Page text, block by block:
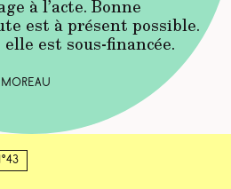
à l’acte. Bonne
est à présent possible.
est sous-financée.